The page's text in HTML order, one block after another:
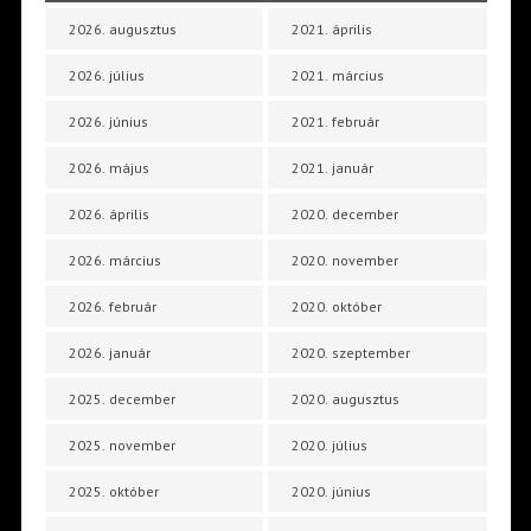
2026. augusztus
2026. július
2026. június
2026. május
2026. április
2026. március
2026. február
2026. január
2025. december
2025. november
2025. október
2021. április
2021. március
2021. február
2021. január
2020. december
2020. november
2020. október
2020. szeptember
2020. augusztus
2020. július
2020. június